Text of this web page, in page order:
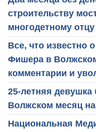
строительству
многодетному
Все, что известно
Фишера в
комментарии и
25-летняя девушка
Волжском месяц
Национальная